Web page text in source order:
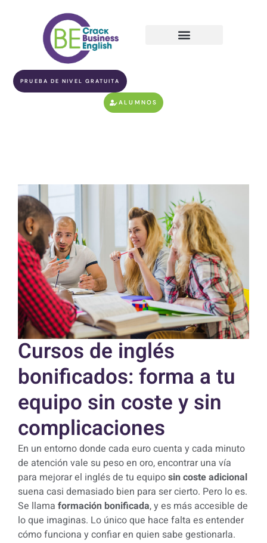
PRUEBA DE NIVEL GRATUITA
ALUMNOS
Cursos de inglés
bonificados: forma a tu
equipo sin coste y sin
complicaciones
En un entorno donde cada euro cuenta y cada minuto
de atención vale su peso en oro, encontrar una vía
para mejorar el inglés de tu equiposin coste adicional
suena casi demasiado bien para ser cierto. Pero lo es.
Se llama formación bonificada, y es más accesible de
lo que imaginas. Lo único que hace falta es entender
cómo funciona y confiar en quien sabe gestionarla.